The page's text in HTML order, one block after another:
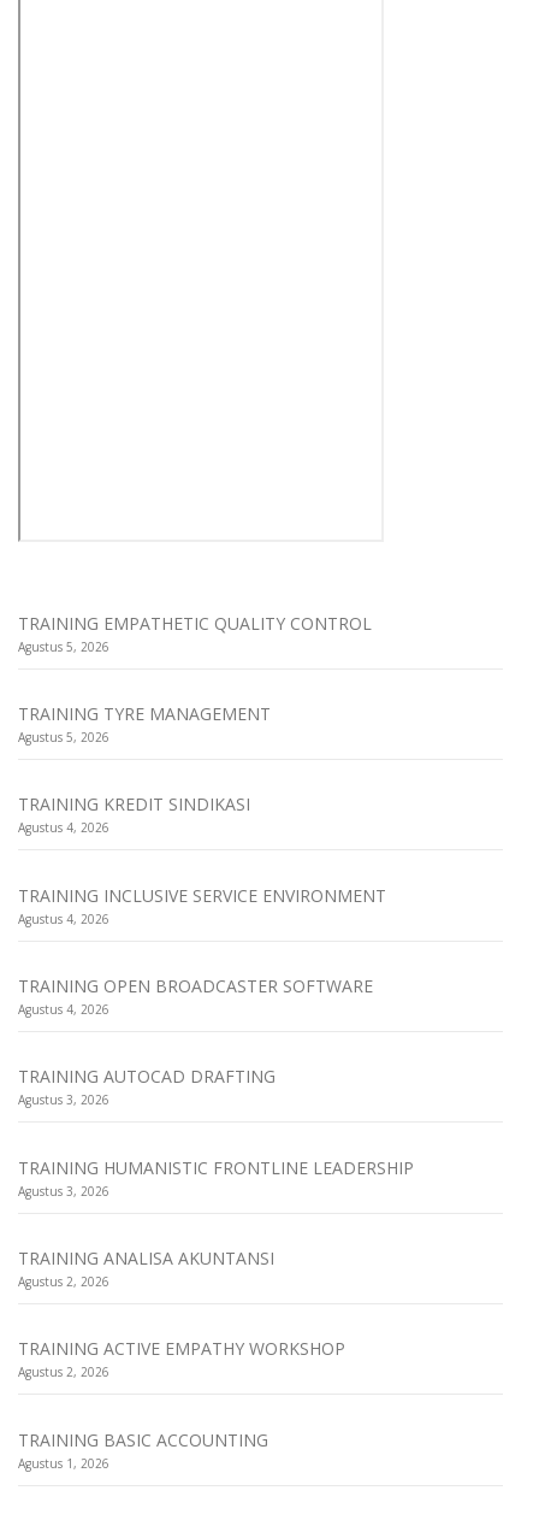
TRAINING EMPATHETIC QUALITY CONTROL
Agustus 5, 2026
TRAINING TYRE MANAGEMENT
Agustus 5, 2026
TRAINING KREDIT SINDIKASI
Agustus 4, 2026
TRAINING INCLUSIVE SERVICE ENVIRONMENT
Agustus 4, 2026
TRAINING OPEN BROADCASTER SOFTWARE
Agustus 4, 2026
TRAINING AUTOCAD DRAFTING
Agustus 3, 2026
TRAINING HUMANISTIC FRONTLINE LEADERSHIP
Agustus 3, 2026
TRAINING ANALISA AKUNTANSI
Agustus 2, 2026
TRAINING ACTIVE EMPATHY WORKSHOP
Agustus 2, 2026
TRAINING BASIC ACCOUNTING
Agustus 1, 2026